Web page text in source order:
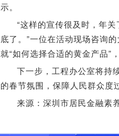
示。
“这样的宣传很及时，年
底了。”一位在活动现场咨询
就“如何选择合适的黄金产品”
下一步，工程办公室将持
的春节氛围，保障人民群众度
来源：深圳市居民金融素